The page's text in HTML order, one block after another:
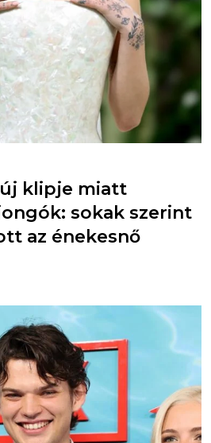
klipje miatt
sokak szerint
az énekesnő